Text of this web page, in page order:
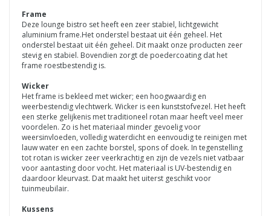
Frame
Deze lounge bistro set heeft een zeer stabiel, lichtgewicht
aluminium frame.Het onderstel bestaat uit één geheel. Het
onderstel bestaat uit één geheel. Dit maakt onze producten zeer
stevig en stabiel. Bovendien zorgt de poedercoating dat het
frame roestbestendig is.
Wicker
Het frame is bekleed met wicker; een hoogwaardig en
weerbestendig vlechtwerk. Wicker is een kunststofvezel. Het heeft
een sterke gelijkenis met traditioneel rotan maar heeft veel meer
voordelen. Zo is het materiaal minder gevoelig voor
weersinvloeden, volledig waterdicht en eenvoudig te reinigen met
lauw water en een zachte borstel, spons of doek. In tegenstelling
tot rotan is wicker zeer veerkrachtig en zijn de vezels niet vatbaar
voor aantasting door vocht. Het materiaal is UV-bestendig en
daardoor kleurvast. Dat maakt het uiterst geschikt voor
tuinmeubilair.
Kussens